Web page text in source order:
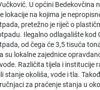
U općini Bedekovčina
lokacije na kojima je
pretežno je riječ o
Ilegalno odlagalište kod
od čega će 3,5 tisuća
su lokalne zajednice
Različita tijela i institucije
stanje okoliša, vode i tla.
za praćenje stanja u